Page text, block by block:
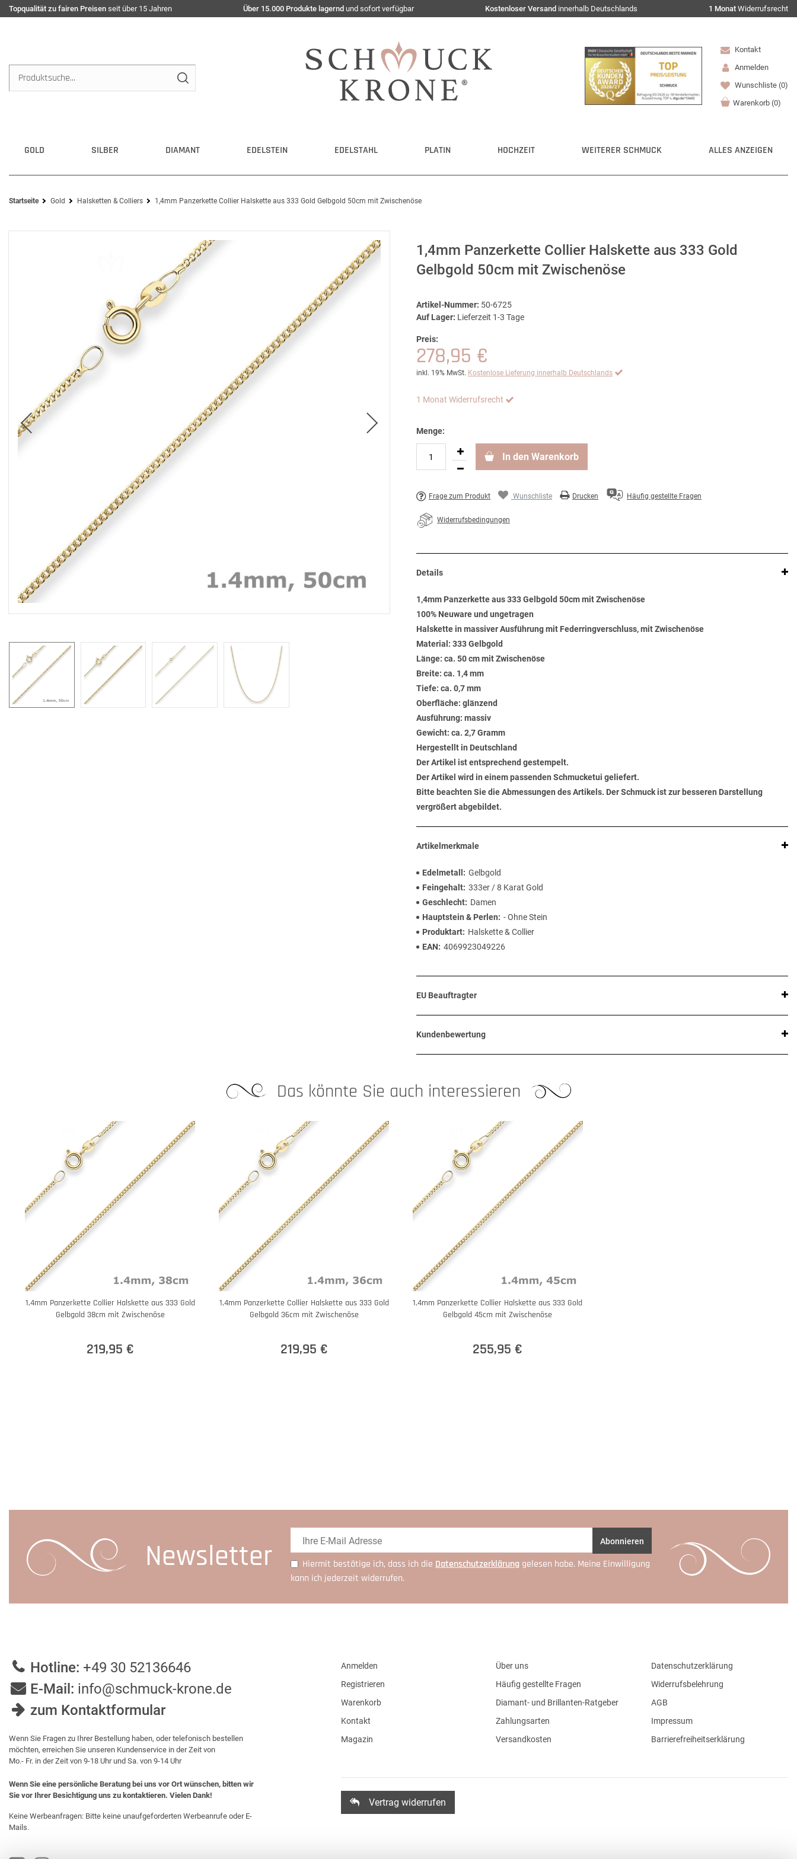
Topqualität zu fairen Preisen seit über 15 Jahren Über 15.000 Produkte lagernd und sofort verfügbar Kostenloser Versand innerhalb Deutschlands 1 Monat Widerrufsrecht
Kontakt
Anmelden
Wunschliste (0)
Warenkorb (0)
GOLD SILBER DIAMANT EDELSTEIN EDELSTAHL PLATIN HOCHZEIT WEITERER SCHMUCK ALLES ANZEIGEN
Startseite Gold Halsketten & Colliers 1,4mm Panzerkette Collier Halskette aus 333 Gold Gelbgold 50cm mit Zwischenöse
1,4mm Panzerkette Collier Halskette aus 333 Gold
Gelbgold 50cm mit Zwischenöse
Artikel-Nummer: 50-6725
Auf Lager: Lieferzeit 1-3 Tage
Preis:
278,95 €
inkl. 19% MwSt. Kostenlose Lieferung innerhalb Deutschlands
1 Monat Widerrufsrecht
Menge:
In den Warenkorb
Frage zum Produkt Wunschliste Drucken Häufig gestellte Fragen
Widerrufsbedingungen
Details
1,4mm Panzerkette aus 333 Gelbgold 50cm mit Zwischenöse
100% Neuware und ungetragen
Halskette in massiver Ausführung mit Federringverschluss, mit Zwischenöse
Material: 333 Gelbgold
Länge: ca. 50 cm mit Zwischenöse
Breite: ca. 1,4 mm
Tiefe: ca. 0,7 mm
Oberfläche: glänzend
Ausführung: massiv
Gewicht: ca. 2,7 Gramm
Hergestellt in Deutschland
Der Artikel ist entsprechend gestempelt.
Der Artikel wird in einem passenden Schmucketui geliefert.
Bitte beachten Sie die Abmessungen des Artikels. Der Schmuck ist zur besseren Darstellung
vergrößert abgebildet.
Artikelmerkmale
Edelmetall
Gelbgold
Feingehalt 333er / 8 Karat Gold
Geschlecht
Damen
Hauptstein & Perlen
- Ohne Stein
Produktart
Halskette & Collier
EAN
4069923049226
EU Beauftragter
Kundenbewertung
Das könnte Sie auch interessieren
1,4mm Panzerkette Collier Halskette aus 333 Gold
Gelbgold 38cm mit Zwischenöse
219,95 €
1,4mm Panzerkette Collier Halskette aus 333 Gold
Gelbgold 36cm mit Zwischenöse
219,95 €
1,4mm Panzerkette Collier Halskette aus 333 Gold
Gelbgold 45cm mit Zwischenöse
255,95 €
Newsletter Abonnieren
Hiermit bestätige ich, dass ich die Daten­schutz­erklärung gelesen habe. Meine Einwilligung
kann ich jederzeit widerrufen.
Hotline: +49 30 52136646
E-Mail: info@schmuck-krone.de
zum Kontaktformular
Wenn Sie Fragen zu Ihrer Bestellung haben, oder telefonisch bestellen
möchten, erreichen Sie unseren Kundenservice in der Zeit von
Mo.- Fr. in der Zeit von 9-18 Uhr und Sa. von 9-14 Uhr
Wenn Sie eine persönliche Beratung bei uns vor Ort wünschen, bitten wir
Sie vor Ihrer Besichtigung uns zu kontaktieren. Vielen Dank!
Keine Werbeanfragen: Bitte keine unaufgeforderten Werbeanrufe oder E-
Mails.
Anmelden
Registrieren
Warenkorb
Kontakt
Magazin
Über uns
Häufig gestellte Fragen
Diamant- und Brillanten-Ratgeber
Zahlungsarten
Versandkosten
Datenschutzerklärung
Widerrufsbelehrung
AGB
Impressum
Barrierefreiheitserklärung
Vertrag widerrufen